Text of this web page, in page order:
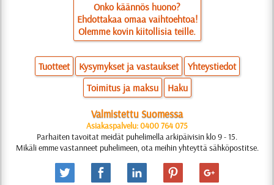
Onko käännös huono?
Ehdottakaa omaa vaihtoehtoa!
Olemme kovin kiitollisia teille.
Tuotteet Kysymykset ja vastaukset
Yhteystiedot
Toimitus ja maksu
Haku
Valmistettu Suomessa
Asiakaspalvelu: 0400 764 075
Parhaiten tavoitat meidät puhelimella arkipäivisin klo 9 - 15.
Mikäli emme vastanneet puhelimeen, ota meihin yhteyttä sähköpostitse.